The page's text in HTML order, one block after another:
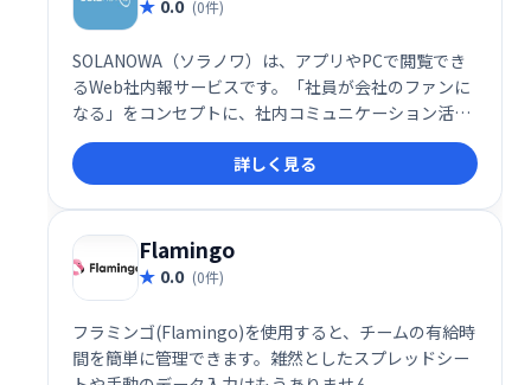
0.0 (0件)
SOLANOWA（ソラノワ）は、アプリやPCで閲覧でき
るWeb社内報サービスです。「社員が会社のファンに
なる」をコンセプトに、社内コミュニケーション活性
化を支援します。豊富な機能で情報共有を効率化し、
エンゲージメント向上に貢献します。2021年にはITR
市場調査レポートで3年連続シェアNo.1を獲得。国内
外70万ユーザーにご利用いただいています。いつでも
どこでも、スムーズな情報伝達を実現します。
詳しく見る
Flamingo
0.0 (0件)
フラミンゴ(Flamingo)を使用すると、チームの有給時
間を簡単に管理できます。雑然としたスプレッドシー